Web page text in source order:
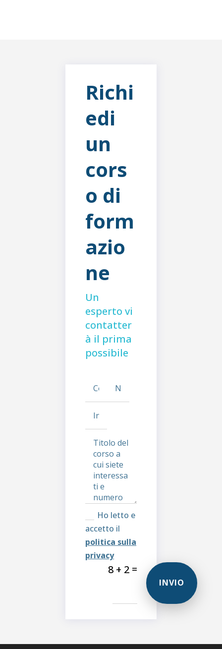
Richi
edi
un
cors
o di
form
azio
ne
Un
esperto vi
contatter
à il prima
possibile
Ho letto e
accetto il
politica sulla
privacy
8 + 2 =
INVIO